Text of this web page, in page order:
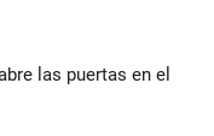
las puertas en el